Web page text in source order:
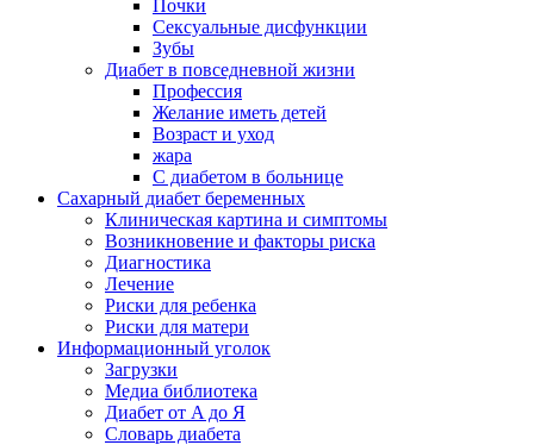
Почки
Сексуальные дисфункции
Зубы
Диабет в повседневной жизни
Профессия
Желание иметь детей
Возраст и уход
жара
С диабетом в больнице
Сахарный диабет беременных
Клиническая картина и симптомы
Возникновение и факторы риска
Диагностика
Лечение
Риски для ребенка
Риски для матери
Информационный уголок
Загрузки
Медиа библиотека
Диабет от A до Я
Словарь диабета